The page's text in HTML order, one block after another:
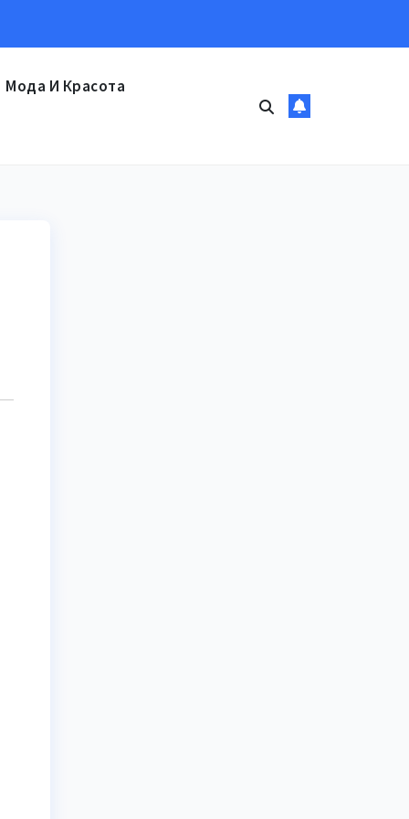
Мода И Красота